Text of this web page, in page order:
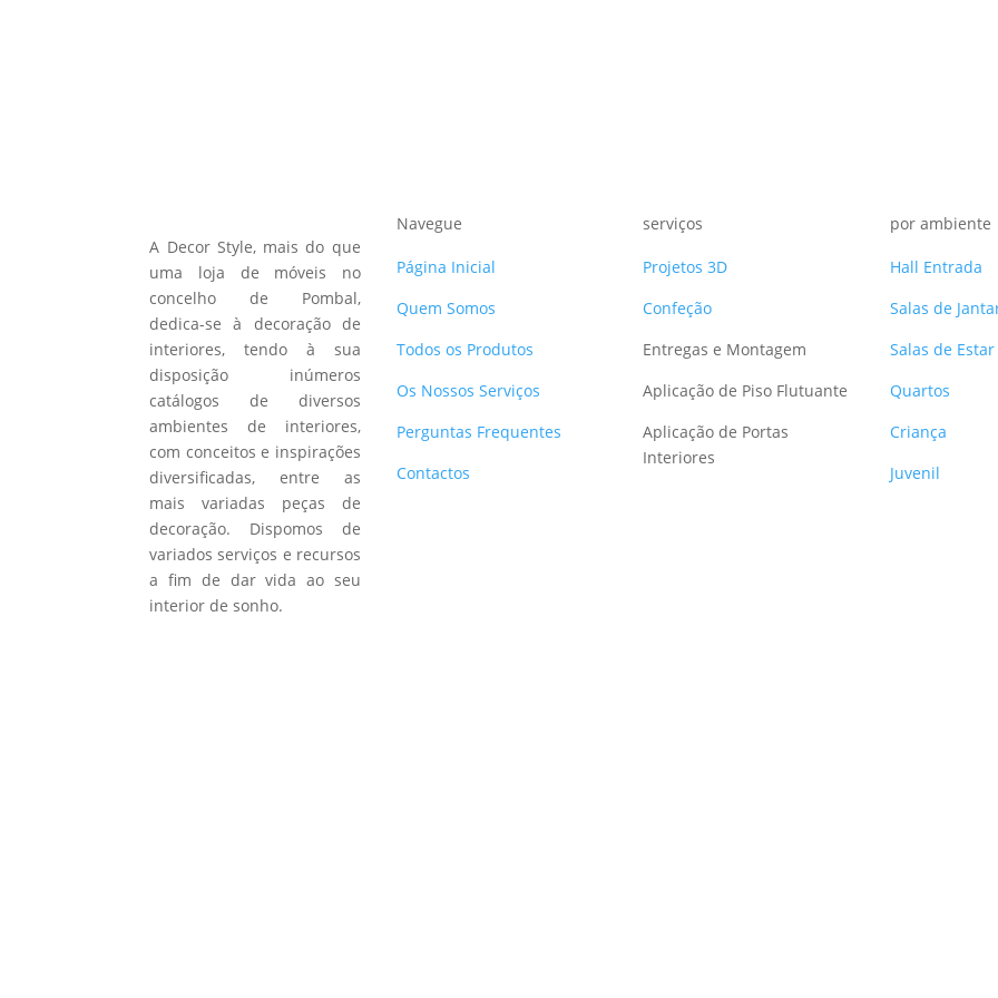
A Decor Style, mais do que
uma loja de móveis no
concelho de Pombal,
dedica-se à decoração de
interiores, tendo à sua
disposição inúmeros
catálogos de diversos
ambientes de interiores,
com conceitos e inspirações
diversificadas, entre as
mais variadas peças de
decoração. Dispomos de
variados serviços e recursos
a fim de dar vida ao seu
interior de sonho.
Navegue
Página Inicial
Quem Somos
Todos os Produtos
Os Nossos Serviços
Perguntas Frequentes
Contactos
serviços
Projetos 3D
Confeção
Entregas e Montagem
Aplicação de Piso Flutuante
Aplicação de Portas
Interiores
por ambiente
Hall Entrada
Salas de
Salas de Estar
Quartos
Criança
Juvenil